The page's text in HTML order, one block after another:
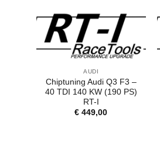
AUDI
Chiptuning Audi Q3 F3 –
40 TDI 140 KW (190 PS)
RT-I
€ 449,00